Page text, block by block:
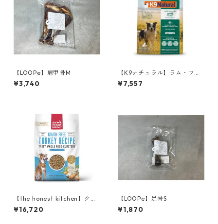
【LOOPe】肩甲骨M
¥3,740
【K9ナチュラル】ラム・フィ
ースト 500g
¥7,557
【the honest kitchen】クラ
ンチグレインフリー ターキー
2.27kg
¥16,720
【LOOPe】足骨S
¥1,870